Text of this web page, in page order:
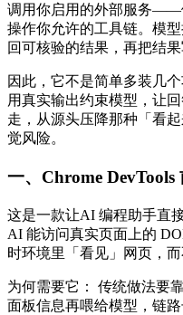
调用你启用的外部服务——
操作你允许的工具链。模
回可核验的结果，再把结果
因此，它不是简单多装几
用真实输出约束模型，让
走，从源头压降那种「看
觉风险。
一、Chrome DevTools
这是一款让AI 编程助手直
AI 能访问真实页面上的
时环境里「看见」网页，
为何需要它： 传统做法要
面板信息再喂给模型，链